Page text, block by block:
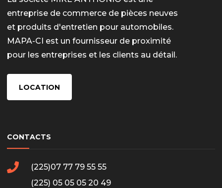
entreprise de commerce de pièces neuves
et produits d'entretien pour automobiles.
MAPA-CI est un fournisseur de proximité
pour les entreprises et les clients au détail.
LOCATION
CONTACTS
(225)07 77 79 55 55
(225) 05 05 05 20 49